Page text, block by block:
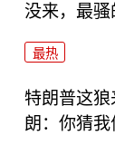
没来，最骚
最热
特朗普这
朗：你猜我